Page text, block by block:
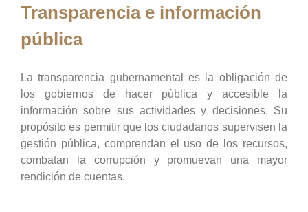
Transparencia e información
pública
La transparencia gubernamental es la obligación de
los gobiernos de hacer pública y accesible la
información sobre sus actividades y decisiones. Su
propósito es permitir que los ciudadanos supervisen la
gestión pública, comprendan el uso de los recursos,
combatan la corrupción y promuevan una mayor
rendición de cuentas.